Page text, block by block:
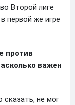
Второй лиге
первой же игре
против
важен
не мог